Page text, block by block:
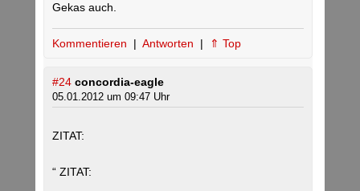
Gekas auch.
Kommentieren | Antworten | ⇑ Top
#24 concordia-eagle
05.01.2012 um 09:47 Uhr
ZITAT:
“ ZITAT: